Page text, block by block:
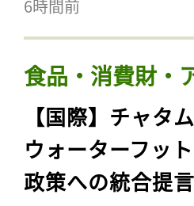
6時間前
食品・消費財・
【国際】チャタ
ウォーターフッ
政策への統合提言